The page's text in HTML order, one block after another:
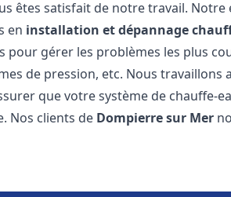
êtes satisfait de notre travail.
en installation et dépannage
pour gérer les problèmes les plus
de pression, etc. Nous
que votre système de chauffe-
Nos clients de Dompierre sur Mer